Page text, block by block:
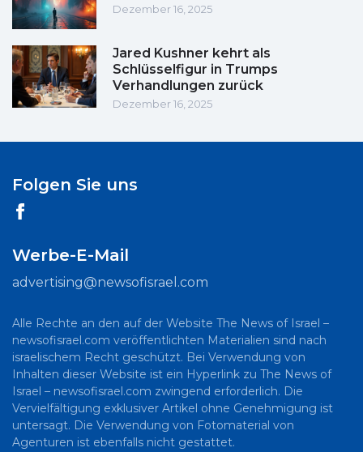
Dezember 16, 2025
Jared Kushner kehrt als
Schlüsselfigur in Trumps
Verhandlungen zurück
Dezember 16, 2025
Folgen Sie uns
Werbe-E-Mail
advertising@newsofisrael.com
Alle Rechte an den auf der Website The News of Israel –
newsofisrael.com veröffentlichten Materialien sind nach
israelischem Recht geschützt. Bei Verwendung von
Inhalten dieser Website ist ein Hyperlink zu The News of
Israel – newsofisrael.com zwingend erforderlich. Die
Vervielfältigung exklusiver Artikel ohne Genehmigung ist
untersagt. Die Verwendung von Fotomaterial von
Agenturen ist ebenfalls nicht gestattet.